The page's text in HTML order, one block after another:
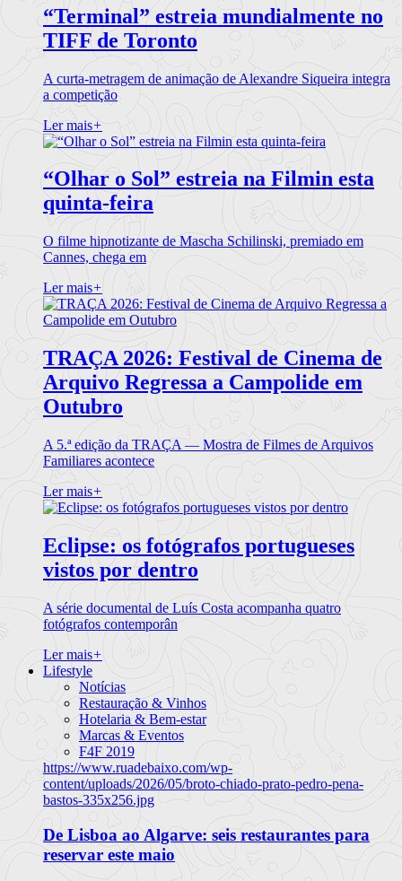
“Terminal” estreia mundialmente no
TIFF de Toronto
A curta-metragem de animação de Alexandre Siqueira integra
a competição
Ler mais+
“Olhar o Sol” estreia na Filmin esta
quinta-feira
O filme hipnotizante de Mascha Schilinski, premiado em
Cannes, chega em
Ler mais+
TRAÇA 2026: Festival de Cinema de
Arquivo Regressa a Campolide em
Outubro
A 5.ª edição da TRAÇA — Mostra de Filmes de Arquivos
Familiares acontece
Ler mais+
Eclipse: os fotógrafos portugueses
vistos por dentro
A série documental de Luís Costa acompanha quatro
fotógrafos contemporân
Ler mais+
Lifestyle
Notícias
Restauração & Vinhos
Hotelaria & Bem-estar
Marcas & Eventos
F4F 2019
https://www.ruadebaixo.com/wp-
content/uploads/2026/05/broto-chiado-prato-pedro-pena-
bastos-335x256.jpg
De Lisboa ao Algarve: seis restaurantes para
reservar este maio